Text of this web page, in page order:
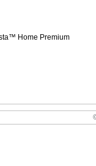
Home Premium